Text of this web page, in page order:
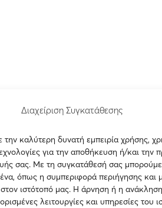
Διαχείριση Συγκατάθεσης
καλύτερη δυνατή εμπειρία χρήσης,
για την αποθήκευση ή/και την
σας. Με τη συγκατάθεσή σας
όπως η συμπεριφορά περιήγησης και
στον ιστότοπό μας. Η άρνηση ή η
λειτουργίες και υπηρεσίες του